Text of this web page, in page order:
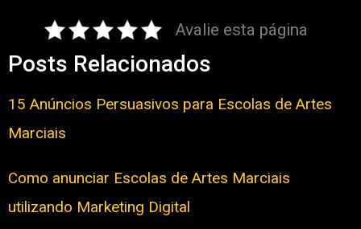
Avalie esta página
Posts Relacionados
15 Anúncios Persuasivos para Escolas de Artes
Marciais
Como anunciar Escolas de Artes Marciais
utilizando Marketing Digital